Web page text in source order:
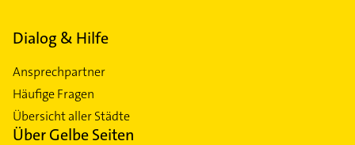
Dialog & Hilfe
Ansprechpartner
Häufige Fragen
Übersicht aller Städte
Über Gelbe Seiten